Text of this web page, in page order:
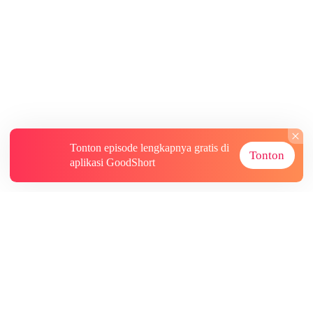
Tonton episode lengkapnya gratis di
aplikasi GoodShort
Tonton